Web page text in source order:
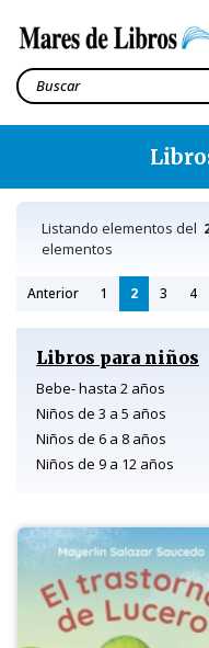
Listando elementos del
elementos
Anterior 1 2 3 4
Libros para niños
Bebe- hasta 2 años
Niños de 3 a 5 años
Niños de 6 a 8 años
Niños de 9 a 12 años